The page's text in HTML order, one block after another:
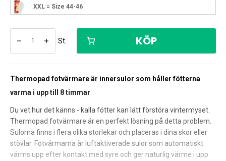
XXL = Size 44-46
St. KÖP
Thermopad fotvärmare är innersulor som håller fötterna
varma i upp till 8 timmar
Du vet hur det känns - kalla fötter kan lätt förstöra vintermyset.
Thermopad fotvärmare är en perfekt lösning på detta problem.
Sulorna finns i flera olika storlekar och placeras i dina skor eller
stövlar. Fotvärmarna är luftaktiverade sulor som automatiskt
värms upp efter kontakt med syre och ger naturlig värme i upp